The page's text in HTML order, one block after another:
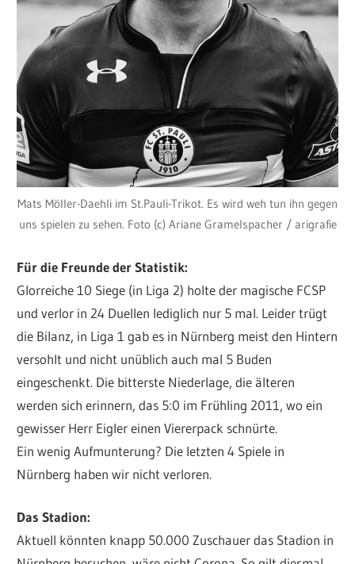
Mats Möller-Daehli im St.Pauli-Trikot. Es wird weh tun ihn gegen
uns spielen zu sehen. Foto (c) Ariane Gramelspacher / arigrafie
Für die Freunde der Statistik:
Glorreiche 10 Siege (in Liga 2) holte der magische FCSP
und verlor in 24 Duellen lediglich nur 5 mal. Leider trügt
die Bilanz, in Liga 1 gab es in Nürnberg meist den Hintern
versohlt und nicht unüblich auch mal 5 Buden
eingeschenkt. Die bitterste Niederlage, die älteren
werden sich erinnern, das 5:0 im Frühling 2011, wo ein
gewisser Herr Eigler einen Viererpack schnürte.
Ein wenig Aufmunterung? Die letzten 4 Spiele in
Nürnberg haben wir nicht verloren.
Das Stadion:
Aktuell könnten knapp 50.000 Zuschauer das Stadion in